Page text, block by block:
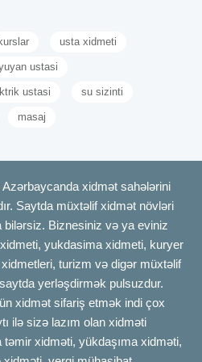
kurslar usta xidmeti
ustasi
ustasi su sizinti
masaj
xidmət sahələrini
Saytda müxtəlif xidmət növləri
bilərsiz. Biznesiniz və ya eviniz
yukdasima xidmeti, kuryer
turizm və digər müxtəlif
yerləşdirmək pulsuzdur.
xidmət sifariş etmək indi çox
ilə sizə lazım olan xidməti
təmir xidməti, yükdaşıma xidməti,